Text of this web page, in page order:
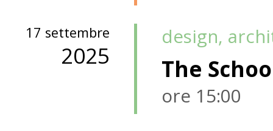
17 settembre
2025
design,
The
ore 15:00